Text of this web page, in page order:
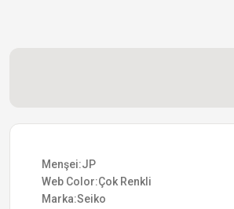
Menşei:JP
Web Color:Çok Renkli
Marka:Seiko